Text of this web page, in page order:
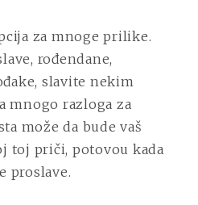
VAS
MOGAO
KOŠTATI
za mnoge prilike.
rođendane,
slavite nekim
mnogo razloga za
može da bude vaš
toj priči, potovou kada
proslave.